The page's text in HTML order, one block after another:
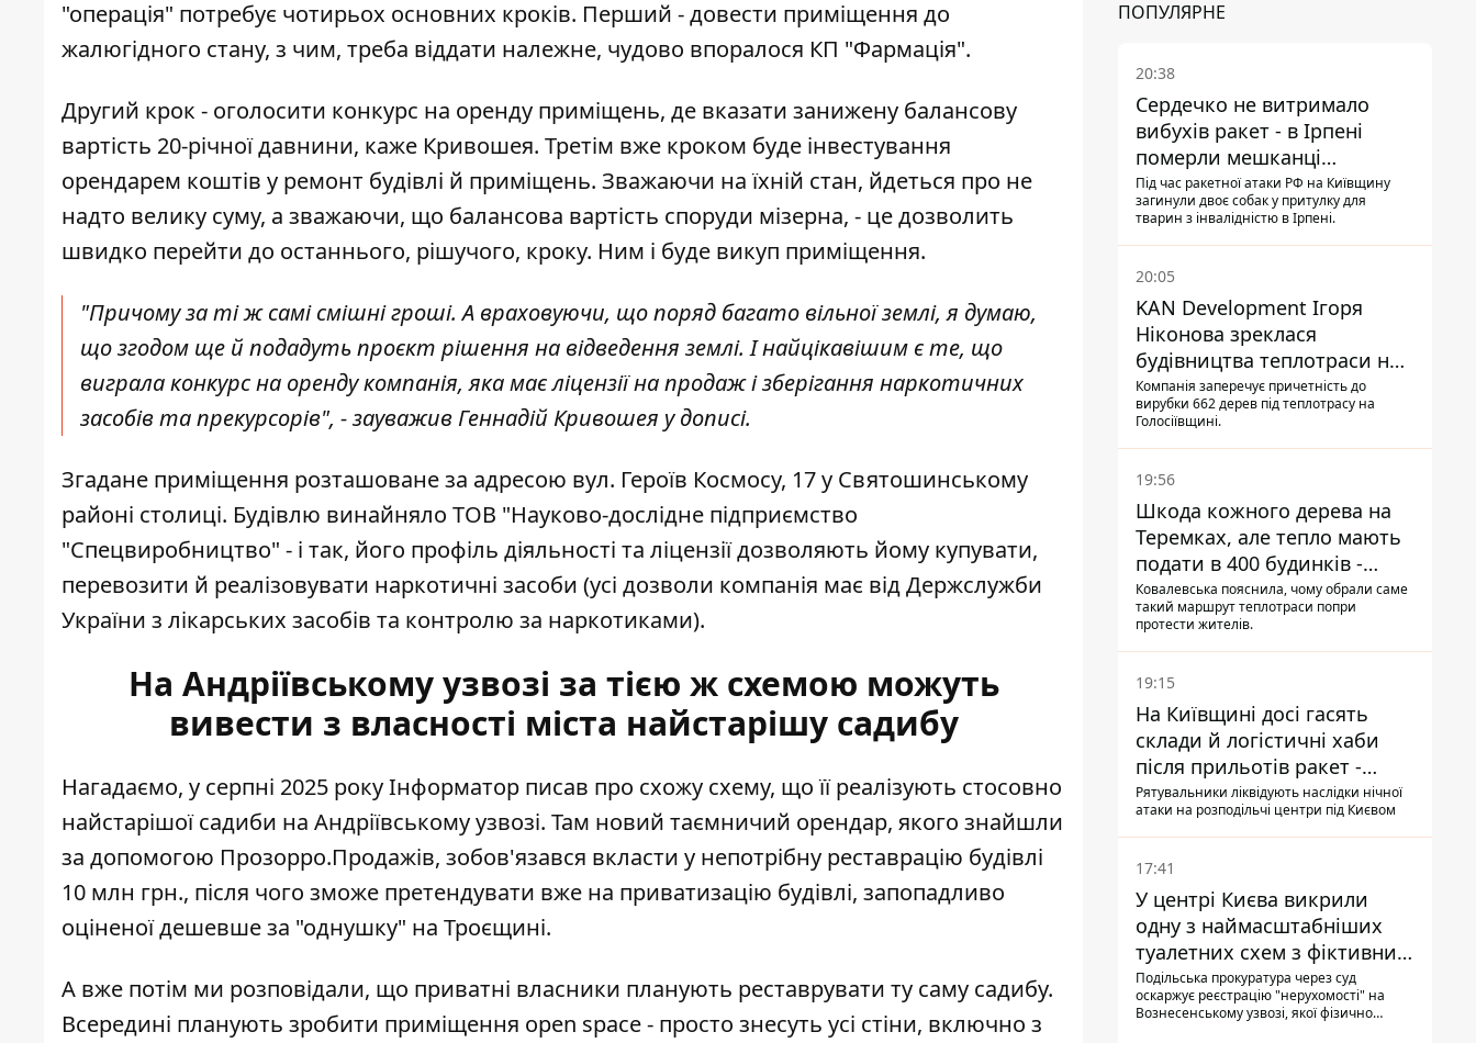
"операція" потребує чотирьох основних кроків. Перший - довести приміщення до
жалюгідного стану, з чим, треба віддати належне, чудово впоралося КП "Фармація".
Другий крок - оголосити конкурс на оренду приміщень, де вказати занижену балансову
вартість 20-річної давнини, каже Кривошея. Третім вже кроком буде інвестування
орендарем коштів у ремонт будівлі й приміщень. Зважаючи на їхній стан, йдеться про не
надто велику суму, а зважаючи, що балансова вартість споруди мізерна, - це дозволить
швидко перейти до останнього, рішучого, кроку. Ним і буде викуп приміщення.
"Причому за ті ж самі смішні гроші. А враховуючи, що поряд багато вільної землі, я думаю,
що згодом ще й подадуть проєкт рішення на відведення землі. І найцікавішим є те, що
виграла конкурс на оренду компанія, яка має ліцензії на продаж і зберігання наркотичних
засобів та прекурсорів", - зауважив Геннадій Кривошея у дописі.
Згадане приміщення розташоване за адресою вул. Героїв Космосу, 17 у Святошинському
районі столиці. Будівлю винайняло ТОВ "Науково-дослідне підприємство
"Спецвиробництво" - і так, його профіль діяльності та ліцензії дозволяють йому купувати,
перевозити й реалізовувати наркотичні засоби (усі дозволи компанія має від Держслужби
України з лікарських засобів та контролю за наркотиками).
На Андріївському узвозі за тією ж схемою можуть
вивести з власності міста найстарішу садибу
Нагадаємо, у серпні 2025 року Інформатор писав про схожу схему, що її реалізують стосовно
найстарішої садиби на Андріївському узвозі. Там новий таємничий орендар, якого знайшли
за допомогою Прозорро.Продажів, зобов'язався вкласти у непотрібну реставрацію будівлі
10 млн грн., після чого зможе претендувати вже на приватизацію будівлі, запопадливо
оціненої дешевше за "однушку" на Троєщині.
А вже потім ми розповідали, що приватні власники планують реставрувати ту саму садибу.
Всередині планують зробити приміщення open space - просто знесуть усі стіни, включно з
ПОПУЛЯРНЕ
20:38
Сердечко не витримало
вибухів ракет - в Ірпені
померли мешканці
притулку для собак з
інвалідністю
Під час ракетної атаки РФ на Київщину
загинули двоє собак у притулку для
тварин з інвалідністю в Ірпені.
20:05
KAN Development Ігоря
Ніконова зреклася
будівництва теплотраси на
Теремках
Компанія заперечує причетність до
вирубки 662 дерев під теплотрасу на
Голосіївщині.
19:56
Шкода кожного дерева на
Теремках, але тепло мають
подати в 400 будинків -
депутатка Київради
Ковалевська пояснила, чому обрали саме
такий маршрут теплотраси попри
протести жителів.
19:15
На Київщині досі гасять
склади й логістичні хаби
після прильотів ракет -
ДСНС
Рятувальники ліквідують наслідки нічної
атаки на розподільчі центри під Києвом
17:41
У центрі Києва викрили
одну з наймасштабніших
туалетних схем з фіктивним
будинком
Подільська прокуратура через суд
оскаржує реєстрацію "нерухомості" на
Вознесенському узвозі, якої фізично